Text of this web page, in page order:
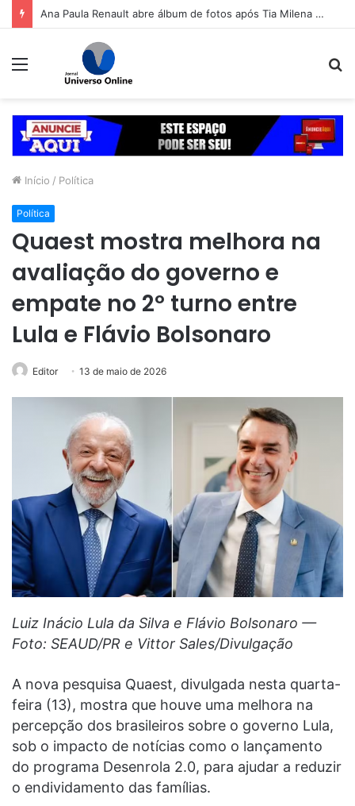
Esrreia de Panda no evento marcou a segunda noite do Aparecida é Show, que seguiu no sábado (8) com shows da dupla Cleber & Cauan e da equipe Deboxe
Menu
Início / Política
Política
Quaest mostra melhora na
avaliação do governo e
empate no 2º turno entre
Lula e Flávio Bolsonaro
Editor 13 de maio de 2026
Luiz Inácio Lula da Silva e Flávio Bolsonaro —
Foto: SEAUD/PR e Vittor Sales/Divulgação
A nova pesquisa Quaest, divulgada nesta quarta-
feira (13), mostra que houve uma melhora na
percepção dos brasileiros sobre o governo Lula,
sob o impacto de notícias como o lançamento
do programa Desenrola 2.0, para ajudar a reduzir
o endividamento das famílias.